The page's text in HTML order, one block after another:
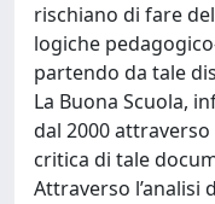
rischiano di fare
logiche
partendo da tale
La Buona Scuola,
dal 2000
critica di tale
Attraverso l’analisi